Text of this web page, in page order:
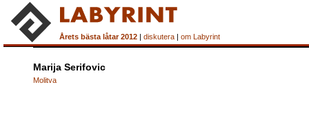
Årets bästa låtar 2012 | diskutera | om Labyrint
Marija Serifovic
Molitva